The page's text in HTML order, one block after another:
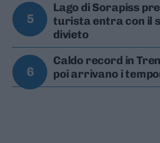
5
Lago di Sorapiss
turista entra con il
divieto
6
Caldo record in
poi arrivano i